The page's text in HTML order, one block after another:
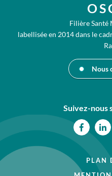
Filière Santé
labellisée en 2014 dans le
Nous
Suivez-nous
Facebook
PLAN